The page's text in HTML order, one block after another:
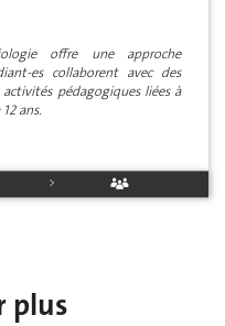
offre une approche
es collaborent avec des
pédagogiques liées à
ans.
>
plus